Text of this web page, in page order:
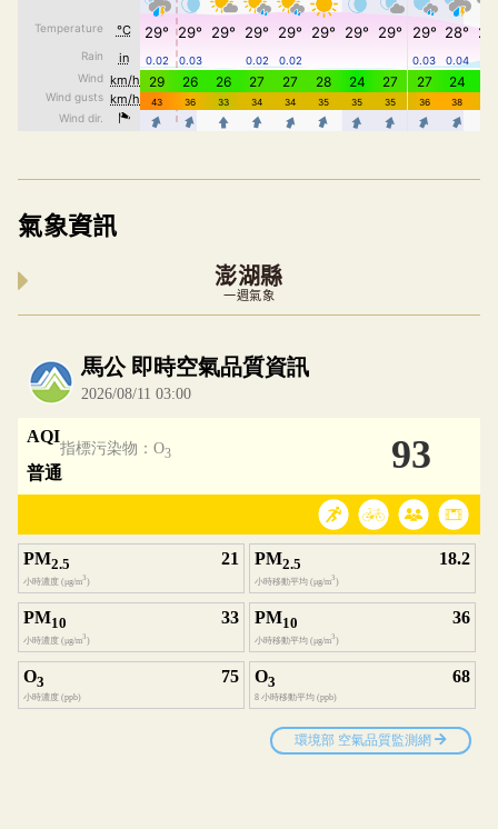
氣象資訊
澎湖縣
一週氣象
內嵌空氣品質小工具為視覺預覽，完整即時空